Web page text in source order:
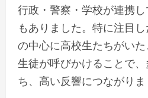
行政・警察・学校が連携
もありました。特に注目
の中心に高校生たちがい
生徒が呼びかけることで
ち、高い反響につながりま